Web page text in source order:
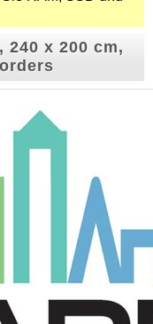
240 x 200 cm,